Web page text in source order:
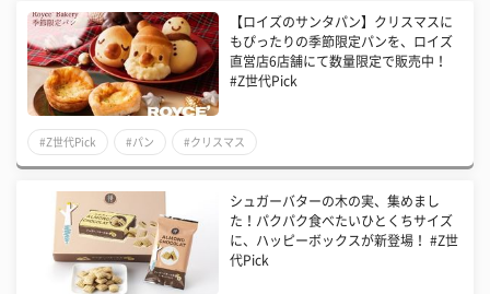
【ロイズのサンタパン】クリスマスに
もぴったりの季節限定パンを、ロイズ
直営店6店舗にて数量限定で販売中！
#Z世代Pick
#Z世代Pick #パン #クリスマス
シュガーバターの木の実、集めまし
た！パクパク食べたいひとくちサイズ
に、ハッピーボックスが新登場！ #Z世
代Pick